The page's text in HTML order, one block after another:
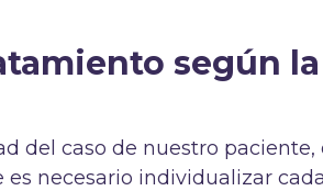
según
del caso de nuestro
necesario individualizar